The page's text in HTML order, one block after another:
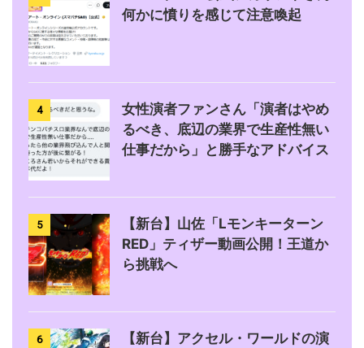
何かに憤りを感じて注意喚起
4
女性演者ファンさん「演者はやめ
るべき、底辺の業界で生産性無い
仕事だから」と勝手なアドバイス
5
【新台】山佐「Lモンキーターン
RED」ティザー動画公開！王道か
ら挑戦へ
6
【新台】アクセル・ワールドの演